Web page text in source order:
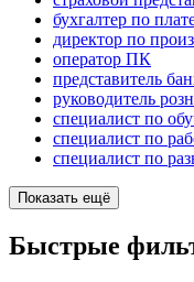
бухгалтер по
директор по
оператор ПК
представитель
руководитель
специалист по
специалист по
специалист по
Показать ещё
Быстрые